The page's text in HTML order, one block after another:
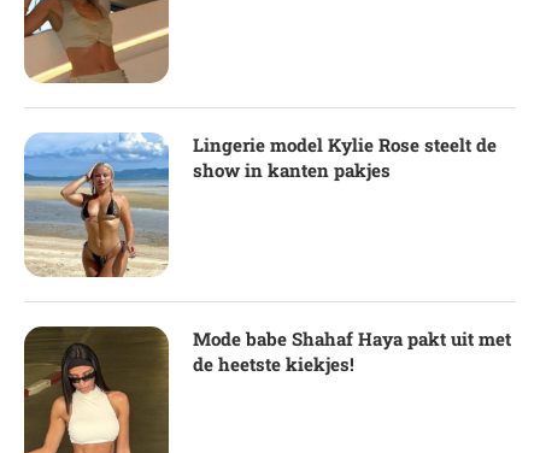
Lingerie model Kylie Rose steelt de
show in kanten pakjes
Mode babe Shahaf Haya pakt uit met
de heetste kiekjes!